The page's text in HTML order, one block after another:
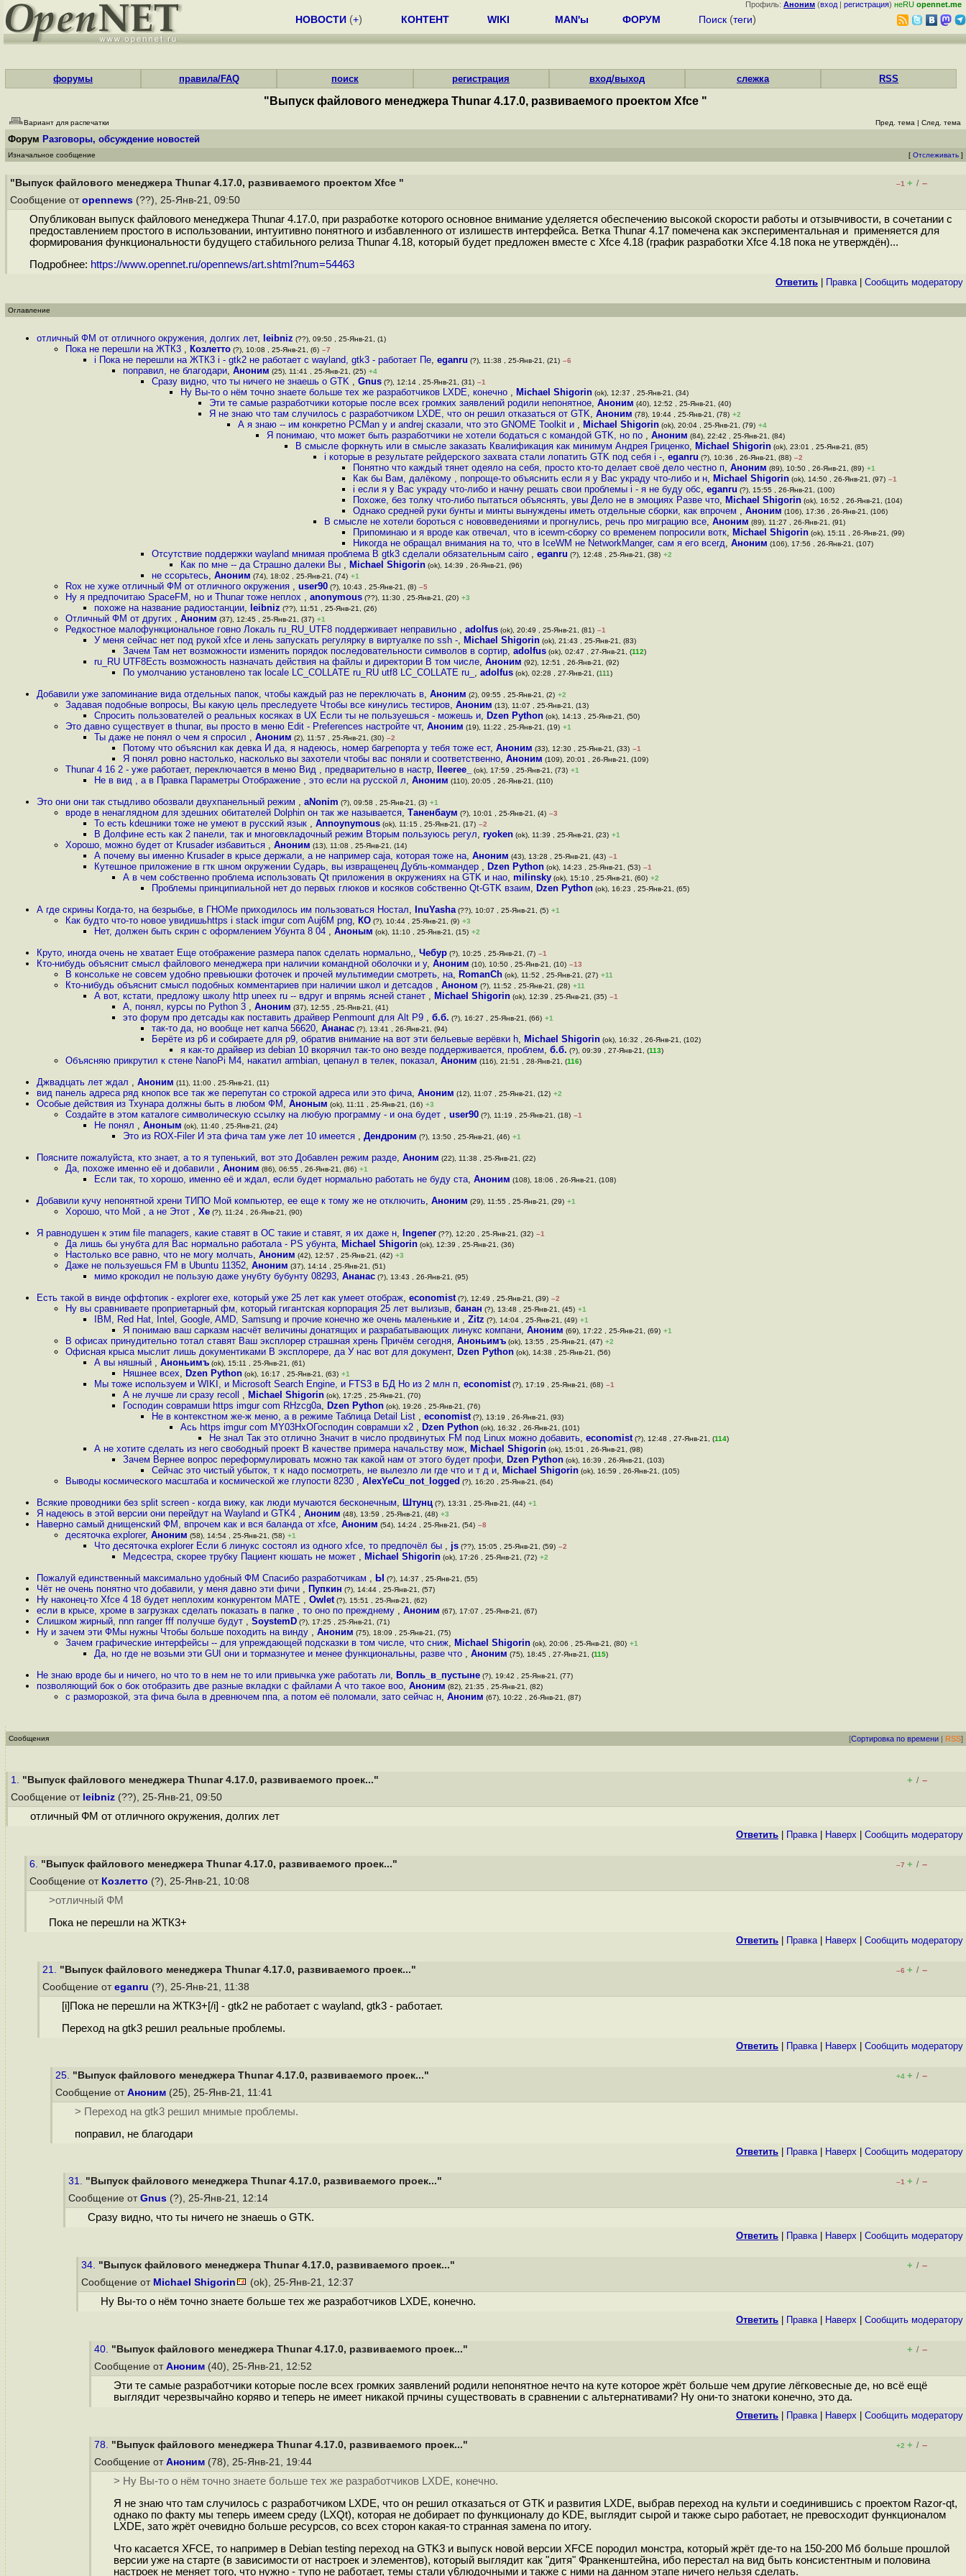
Профиль: Аноним (вход | регистрация) неRU opennet.me
НОВОСТИ (+) КОНТЕНТ WIKI MAN'ы ФОРУМ Поиск (теги)
форумы правила/FAQ поиск регистрация вход/выход слежка RSS
"Выпуск файлового менеджера Thunar 4.17.0, развиваемого проектом Xfce "
Вариант для распечатки Пред. тема | След. тема
Форум Разговоры, обсуждение новостей
Изначальное сообщение [ Отслеживать ]
"Выпуск файлового менеджера Thunar 4.17.0, развиваемого проектом Xfce " –1 + / –
Сообщение от opennews (??), 25-Янв-21, 09:50
Опубликован выпуск файлового менеджера Thunar 4.17.0, при разработке которого основное внимание уделяется обеспечению высокой скорости работы и отзывчивости, в сочетании с
предоставлением простого в использовании, интуитивно понятного и избавленного от излишеств интерфейса. Ветка Thunar 4.17 помечена как экспериментальная и применяется для
формирования функциональности будущего стабильного релиза Thunar 4.18, который будет предложен вместе с Xfce 4.18 (график разработки Xfce 4.18 пока не утверждён)...
Подробнее: https://www.opennet.ru/opennews/art.shtml?num=54463
Ответить Правка| Cообщить модератору
Оглавление
отличный ФМ от отличного окружения, долгих лет, leibniz (??), 09:50 , 25-Янв-21, (1)
Пока не перешли на ЖТК3 , Козлетто (?), 10:08 , 25-Янв-21, (6) –7
i Пока не перешли на ЖТК3 i - gtk2 не работает с wayland, gtk3 - работает Пе, eganru (?), 11:38 , 25-Янв-21, (21) –6
поправил, не благодари, Аноним (25), 11:41 , 25-Янв-21, (25) +4
Сразу видно, что ты ничего не знаешь о GTK , Gnus (?), 12:14 , 25-Янв-21, (31) –1
Ну Вы-то о нём точно знаете больше тех же разработчиков LXDE, конечно , Michael Shigorin (ok), 12:37 , 25-Янв-21, (34)
Эти те самые разработчики которые после всех громких заявлений родили непонятное, Аноним (40), 12:52 , 25-Янв-21, (40)
Я не знаю что там случилось с разработчиком LXDE, что он решил отказаться от GTK, Аноним (78), 19:44 , 25-Янв-21, (78) +2
А я знаю -- им конкретно PCMan у и andrej сказали, что это GNOME Toolkit и , Michael Shigorin (ok), 20:04 , 25-Янв-21, (79) +4
Я понимаю, что может быть разработчики не хотели бодаться с командой GTK, но по , Аноним (84), 22:42 , 25-Янв-21, (84)
В смысле форкнуть или в смысле заказать Квалификация как минимум Андрея Гриценко, Michael Shigorin (ok), 23:01 , 25-Янв-21, (85)
i которые в результате рейдерского захвата стали лопатить GTK под себя i -, eganru (?), 10:36 , 26-Янв-21, (88) –2
Понятно что каждый тянет одеяло на себя, просто кто-то делает своё дело честно п, Аноним (89), 10:50 , 26-Янв-21, (89) +1
Как бы Вам, далёкому , попроще-то объяснить если я у Вас украду что-либо и н, Michael Shigorin (ok), 14:50 , 26-Янв-21, (97) –1
i если я у Вас украду что-либо и начну решать свои проблемы i - я не буду обс, eganru (?), 15:55 , 26-Янв-21, (100)
Похоже, без толку что-либо пытаться объяснять, увы Дело не в эмоциях Разве что, Michael Shigorin (ok), 16:52 , 26-Янв-21, (104)
Однако средней руки бунты и минты вынуждены иметь отдельные сборки, как впрочем , Аноним (106), 17:36 , 26-Янв-21, (106)
В смысле не хотели бороться с нововведениями и прогнулись, речь про миграцию все, Аноним (89), 11:27 , 26-Янв-21, (91)
Припоминаю и я вроде как отвечал, что в icewm-сборку со временем попросили вотк, Michael Shigorin (ok), 15:11 , 26-Янв-21, (99)
Никогда не обращал внимания на то, что в IceWM не NetworkManger, сам я его всегд, Аноним (106), 17:56 , 26-Янв-21, (107)
Отсутствие поддержки wayland мнимая проблема В gtk3 сделали обязательным cairo , eganru (?), 12:48 , 25-Янв-21, (38) +2
Как по мне -- да Страшно далеки Вы , Michael Shigorin (ok), 14:39 , 26-Янв-21, (96)
не ссорьтесь, Аноним (74), 18:02 , 25-Янв-21, (74) +1
Rox не хуже отличный ФМ от отличного окружения , user90 (?), 10:43 , 25-Янв-21, (8) –5
Ну я предпочитаю SpaceFM, но и Thunar тоже неплох , anonymous (??), 11:30 , 25-Янв-21, (20) +3
похоже на название радиостанции, leibniz (??), 11:51 , 25-Янв-21, (26)
Отличный ФМ от других , Аноним (37), 12:45 , 25-Янв-21, (37) +1
Редкостное малофункциональное говно Локаль ru_RU_UTF8 поддерживает неправильно , adolfus (ok), 20:49 , 25-Янв-21, (81) –1
У меня сейчас нет под рукой xfce и лень запускать регулярку в виртуалке по ssh -, Michael Shigorin (ok), 21:43 , 25-Янв-21, (83)
Зачем Там нет возможности изменить порядок последовательности символов в сортир, adolfus (ok), 02:47 , 27-Янв-21, (112)
ru_RU UTF8Есть возможность назначать действия на файлы и директории В том числе, Аноним (92), 12:51 , 26-Янв-21, (92)
По умолчанию установлено так locale LC_COLLATE ru_RU utf8 LC_COLLATE ru_ , adolfus (ok), 02:28 , 27-Янв-21, (111)
Добавили уже запоминание вида отдельных папок, чтобы каждый раз не переключать в, Аноним (2), 09:55 , 25-Янв-21, (2) +2
Задавая подобные вопросы, Вы какую цель преследуете Чтобы все кинулись тестиров, Аноним (13), 11:07 , 25-Янв-21, (13)
Спросить пользователей о реальных косяках в UX Если ты не пользуешься - можешь и, Dzen Python (ok), 14:13 , 25-Янв-21, (50)
Это давно существует в thunar, вы просто в меню Edit - Preferences настройте чт, Аноним (19), 11:22 , 25-Янв-21, (19) +1
Ты даже не понял о чем я спросил , Аноним (2), 11:57 , 25-Янв-21, (30) –2
Потому что объяснил как девка И да, я надеюсь, номер багрепорта у тебя тоже ест, Аноним (33), 12:30 , 25-Янв-21, (33) –1
Я понял ровно настолько, насколько вы захотели чтобы вас поняли и соответственно, Аноним (109), 20:01 , 26-Янв-21, (109)
Thunar 4 16 2 - уже работает, переключается в меню Вид , предварительно в настр, lleeree_ (ok), 17:59 , 25-Янв-21, (73) +1
Не в вид , а в Правка Параметры Отображение , это если на русской л, Аноним (110), 20:05 , 26-Янв-21, (110)
Это они они так стыдливо обозвали двухпанельный режим , aNonim (?), 09:58 , 25-Янв-21, (3) +1
вроде в ненаглядном для здешних обитателей Dolphin он так же называется, Таненбаум (?), 10:01 , 25-Янв-21, (4) –3
То есть kdeшники тоже не умеют в русский язык , Annoynymous (ok), 11:15 , 25-Янв-21, (17) –2
В Долфине есть как 2 панели, так и многовкладочный режим Вторым пользуюсь регул, ryoken (ok), 11:39 , 25-Янв-21, (23) +1
Хорошо, можно будет от Krusader избавиться , Аноним (13), 11:08 , 25-Янв-21, (14)
А почему вы именно Krusader в крысе держали, а не например caja, которая тоже на, Аноним (43), 13:28 , 25-Янв-21, (43) –1
Кутешное приложение в гтк шном окружении Сударь, вы извращенец Дубль-коммандер , Dzen Python (ok), 14:23 , 25-Янв-21, (53) –1
А в чем собственно проблема использовать Qt приложения в окружениях на GTK и нао, milinsky (ok), 15:10 , 25-Янв-21, (60) +2
Проблемы принципиальной нет до первых глюков и косяков собственно Qt-GTK взаим, Dzen Python (ok), 16:23 , 25-Янв-21, (65)
А где скрины Когда-то, на безрыбье, в ГНОМе приходилось им пользоваться Ностал, InuYasha (??), 10:07 , 25-Янв-21, (5) +1
Как будто что-то новое увидишьhttps i stack imgur com Auj6M png, КО (?), 10:44 , 25-Янв-21, (9) +3
Нет, должен быть скрин с оформлением Убунта 8 04 , Аноным (ok), 11:10 , 25-Янв-21, (15) +2
Круто, иногда очень не хватает Еще отображение размера папок сделать нормально,, Чебур (?), 10:25 , 25-Янв-21, (7) –1
Кто-нибудь объяснит смысл файлового менеджера при наличии командной оболочки и у, Аноним (10), 10:50 , 25-Янв-21, (10) –13
В консольке не совсем удобно превьюшки фоточек и прочей мультимедии смотреть, на, RomanCh (ok), 11:52 , 25-Янв-21, (27) +11
Кто-нибудь объяснит смысл подобных комментариев при наличии школ и детсадов , Аноном (?), 11:52 , 25-Янв-21, (28) +11
А вот, кстати, предложу школу http uneex ru -- вдруг и впрямь ясней станет , Michael Shigorin (ok), 12:39 , 25-Янв-21, (35) –1
А, понял, курсы по Python 3 , Аноним (37), 12:55 , 25-Янв-21, (41)
это форум про детсады как поставить драйвер Penmount для Alt P9 , б.б. (?), 16:27 , 25-Янв-21, (66) +1
так-то да, но вообще нет капча 56620, Ананас (?), 13:41 , 26-Янв-21, (94)
Берёте из p6 и собираете для p9, обратив внимание на вот эти бельевые верёвки h, Michael Shigorin (ok), 16:32 , 26-Янв-21, (102)
я как-то драйвер из debian 10 вкорячил так-то оно везде поддерживается, проблем, б.б. (?), 09:39 , 27-Янв-21, (113)
Объясняю прикрутил к стене NanoPi M4, накатил armbian, цепанул в телек, показал, Аноним (116), 21:51 , 28-Янв-21, (116)
Джвадцать лет ждал , Аноним (11), 11:00 , 25-Янв-21, (11)
вид панель адреса ряд кнопок все так же перепутан со строкой адреса или это фича, Аноним (12), 11:07 , 25-Янв-21, (12) +2
Особые действия из Тхунара должны быть в любом ФМ , Аноным (ok), 11:11 , 25-Янв-21, (16) +3
Создайте в этом каталоге символическую ссылку на любую программу - и она будет , user90 (?), 11:19 , 25-Янв-21, (18) –1
Не понял , Аноным (ok), 11:40 , 25-Янв-21, (24)
Это из ROX-Filer И эта фича там уже лет 10 имеется , Дендроним (?), 13:50 , 25-Янв-21, (46) +1
Поясните пожалуйста, кто знает, а то я тупенький, вот это Добавлен режим разде, Аноним (22), 11:38 , 25-Янв-21, (22)
Да, похоже именно её и добавили , Аноним (86), 06:55 , 26-Янв-21, (86) +1
Если так, то хорошо, именно её и ждал, если будет нормально работать не буду ста, Аноним (108), 18:06 , 26-Янв-21, (108)
Добавили кучу непонятной хрени ТИПО Мой компьютер, ее еще к тому же не отключить, Аноним (29), 11:55 , 25-Янв-21, (29) +1
Хорошо, что Мой , а не Этот , Хе (?), 11:24 , 26-Янв-21, (90)
Я равнодушен к этим file managers, какие ставят в ОС такие и ставят, я их даже н, Ingener (??), 12:20 , 25-Янв-21, (32) –1
Да лишь бы унубта для Вас нормально работала - PS убунта, Michael Shigorin (ok), 12:39 , 25-Янв-21, (36)
Настолько все равно, что не могу молчать, Аноним (42), 12:57 , 25-Янв-21, (42) +3
Даже не пользуешься FM в Ubuntu 11352, Аноним (37), 14:14 , 25-Янв-21, (51)
мимо крокодил не пользую даже унубту бубунту 08293, Ананас (?), 13:43 , 26-Янв-21, (95)
Есть такой в винде оффтопик - explorer exe, который уже 25 лет как умеет отображ, economist (?), 12:49 , 25-Янв-21, (39) –2
Ну вы сравниваете проприетарный фм, который гигантская корпорация 25 лет вылизыв, банан (?), 13:48 , 25-Янв-21, (45) +1
IBM, Red Hat, Intel, Google, AMD, Samsung и прочие конечно же очень маленькие и , Zitz (?), 14:04 , 25-Янв-21, (49) +1
Я понимаю ваш сарказм насчёт величины донатящих и разрабатывающих линукс компани, Аноним (69), 17:22 , 25-Янв-21, (69) +1
В офисах принудительно тотал ставят Ваш эксплорер страшная хрень Причём сегодня, Аноньимъ (ok), 13:55 , 25-Янв-21, (47) +2
Офисная крыса мыслит лишь документиками В эксплорере, да У нас вот для документ, Dzen Python (ok), 14:38 , 25-Янв-21, (56)
А вы няшный , Аноньимъ (ok), 15:11 , 25-Янв-21, (61)
Няшнее всех, Dzen Python (ok), 16:17 , 25-Янв-21, (63) +1
Мы тоже используем и WIKI, и Microsoft Search Engine, и FTS3 в БД Но из 2 млн п, economist (?), 17:19 , 25-Янв-21, (68) –1
А не лучше ли сразу recoll , Michael Shigorin (ok), 17:25 , 25-Янв-21, (70)
Господин соврамши https imgur com RHzcg0a, Dzen Python (ok), 19:26 , 25-Янв-21, (76)
Не в контекстном же-ж меню, а в режиме Таблица Detail List , economist (?), 13:19 , 26-Янв-21, (93)
Ась https imgur com MY03HxOГосподин соврамши х2 , Dzen Python (ok), 16:32 , 26-Янв-21, (101)
Не знал Так это отлично Значит в число продвинутых FM под Linux можно добавить, economist (?), 12:48 , 27-Янв-21, (114)
А не хотите сделать из него свободный проект В качестве примера начальству мож, Michael Shigorin (ok), 15:01 , 26-Янв-21, (98)
Зачем Вернее вопрос переформулировать можно так какой нам от этого будет профи, Dzen Python (ok), 16:39 , 26-Янв-21, (103)
Сейчас это чистый убыток, т к надо посмотреть, не вылезло ли где что и т д и, Michael Shigorin (ok), 16:59 , 26-Янв-21, (105)
Выводы космического масштаба и космической же глупости 8230 , AlexYeCu_not_logged (?), 16:20 , 25-Янв-21, (64)
Всякие проводники без split screen - когда вижу, как люди мучаются бесконечным, Штунц (?), 13:31 , 25-Янв-21, (44) +1
Я надеюсь в этой версии они перейдут на Wayland и GTK4 , Аноним (48), 13:59 , 25-Янв-21, (48) +3
Наверно самый днищенский ФМ, впрочем как и вся баланда от xfce, Аноним (54), 14:24 , 25-Янв-21, (54) –8
десяточка explorer, Аноним (58), 14:54 , 25-Янв-21, (58) +1
Что десяточка explorer Если б линукс состоял из одного xfce, то предпочёл бы , js (??), 15:05 , 25-Янв-21, (59) –2
Медсестра, скорее трубку Пациент кюшать не может , Michael Shigorin (ok), 17:26 , 25-Янв-21, (72) +2
Пожалуй единственный максимально удобный ФМ Спасибо разработчикам , Ы (?), 14:37 , 25-Янв-21, (55)
Чёт не очень понятно что добавили, у меня давно эти фичи , Пупкин (?), 14:44 , 25-Янв-21, (57)
Ну наконец-то Xfce 4 18 будет неплохим конкурентом MATE , Owlet (?), 15:51 , 25-Янв-21, (62)
если в крысе, хроме в загрузках сделать показать в папке , то оно по прежднему , Аноним (67), 17:07 , 25-Янв-21, (67)
Слишком жирный, nnn ranger fff получше будут , SoystemD (?), 17:25 , 25-Янв-21, (71)
Ну и зачем эти ФМы нужны Чтобы больше походить на винду , Аноним (75), 18:09 , 25-Янв-21, (75)
Зачем графические интерфейсы -- для упреждающей подсказки в том числе, что сниж, Michael Shigorin (ok), 20:06 , 25-Янв-21, (80) +1
Да, но где не возьми эти GUI они и тормазнутее и менее функциональны, разве что , Аноним (75), 18:45 , 27-Янв-21, (115)
Не знаю вроде бы и ничего, но что то в нем не то или привычка уже работать ли, Вопль_в_пустыне (?), 19:42 , 25-Янв-21, (77)
позволяющий бок о бок отобразить две разные вкладки с файлами А что такое воо, Аноним (82), 21:35 , 25-Янв-21, (82)
с разморозкой, эта фича была в древнючем ппа, а потом её поломали, зато сейчас н, Аноним (67), 10:22 , 26-Янв-21, (87)
Сообщения [Сортировка по времени | RSS]
1. "Выпуск файлового менеджера Thunar 4.17.0, развиваемого проек..." + / –
Сообщение от leibniz (??), 25-Янв-21, 09:50
отличный ФМ от отличного окружения, долгих лет
Ответить Правка| Наверх Cообщить модератору
6. "Выпуск файлового менеджера Thunar 4.17.0, развиваемого проек..." –7 + / –
Сообщение от Козлетто (?), 25-Янв-21, 10:08
>отличный ФМ
Пока не перешли на ЖТК3+
Ответить Правка| Наверх Cообщить модератору
21. "Выпуск файлового менеджера Thunar 4.17.0, развиваемого проек..." –6 + / –
Сообщение от eganru (?), 25-Янв-21, 11:38
[i]Пока не перешли на ЖТК3+[/i] - gtk2 не работает с wayland, gtk3 - работает.
Переход на gtk3 решил реальные проблемы.
Ответить Правка| Наверх Cообщить модератору
25. "Выпуск файлового менеджера Thunar 4.17.0, развиваемого проек..." +4 + / –
Сообщение от Аноним (25), 25-Янв-21, 11:41
> Переход на gtk3 решил мнимые проблемы.
поправил, не благодари
Ответить Правка| Наверх Cообщить модератору
31. "Выпуск файлового менеджера Thunar 4.17.0, развиваемого проек..." –1 + / –
Сообщение от Gnus (?), 25-Янв-21, 12:14
Сразу видно, что ты ничего не знаешь о GTK.
Ответить Правка| Наверх Cообщить модератору
34. "Выпуск файлового менеджера Thunar 4.17.0, развиваемого проек..." + / –
Сообщение от Michael Shigorin (ok), 25-Янв-21, 12:37
Ну Вы-то о нём точно знаете больше тех же разработчиков LXDE, конечно.
Ответить Правка| Наверх Cообщить модератору
40. "Выпуск файлового менеджера Thunar 4.17.0, развиваемого проек..." + / –
Сообщение от Аноним (40), 25-Янв-21, 12:52
Эти те самые разработчики которые после всех громких заявлений родили непонятное нечто на куте которое жрёт больше чем другие лёгковесные де, но всё ещё
выглядит черезвычайно коряво и теперь не имеет никакой прчины существовать в сравнении с альтернативами? Ну они-то знатоки конечно, это да.
Ответить Правка| Наверх Cообщить модератору
78. "Выпуск файлового менеджера Thunar 4.17.0, развиваемого проек..." +2 + / –
Сообщение от Аноним (78), 25-Янв-21, 19:44
> Ну Вы-то о нём точно знаете больше тех же разработчиков LXDE, конечно.
Я не знаю что там случилось с разработчиком LXDE, что он решил отказаться от GTK и развития LXDE, выбрав переход на культи и соединившись с проектом Razor-qt,
однако по факту мы теперь имеем среду (LXQt), которая не добирает по функционалу до KDE, выглядит сырой и также сыро работает, не превосходит функционалом
LXDE, зато жрёт очевидно больше ресурсов, со всех сторон какая-то странная замена по итогу.
Что касается XFCE, то например в Debian testing переход на GTK3 и выпуск новой версии XFCE породил монстра, который жрёт где-то на 150-200 Мб больше прошлой
версии уже на старте (в зависимости от настроек и элементов), который выглядит как "дитя" Франкенштейна, ибо перестал на вид быть консистентным и половина
настроек не меняет того, что нужно - тупо не работает, темы стали y6людочными и также с ними на данном этапе ничего нельзя сделать.